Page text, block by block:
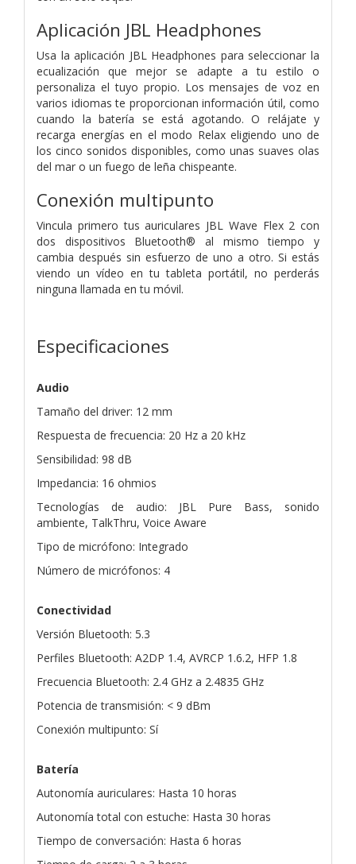
Aplicación JBL Headphones
Usa la aplicación JBL Headphones para seleccionar la
ecualización que mejor se adapte a tu estilo o
personaliza el tuyo propio. Los mensajes de voz en
varios idiomas te proporcionan información útil, como
cuando la batería se está agotando. O relájate y
recarga energías en el modo Relax eligiendo uno de
los cinco sonidos disponibles, como unas suaves olas
del mar o un fuego de leña chispeante.
Conexión multipunto
Vincula primero tus auriculares JBL Wave Flex 2 con
dos dispositivos Bluetooth® al mismo tiempo y
cambia después sin esfuerzo de uno a otro. Si estás
viendo un vídeo en tu tableta portátil, no perderás
ninguna llamada en tu móvil.
Especificaciones
Audio
Tamaño del driver: 12 mm
Respuesta de frecuencia: 20 Hz a 20 kHz
Sensibilidad: 98 dB
Impedancia: 16 ohmios
Tecnologías de audio: JBL Pure Bass, sonido
ambiente, TalkThru, Voice Aware
Tipo de micrófono: Integrado
Número de micrófonos: 4
Conectividad
Versión Bluetooth: 5.3
Perfiles Bluetooth: A2DP 1.4, AVRCP 1.6.2, HFP 1.8
Frecuencia Bluetooth: 2.4 GHz a 2.4835 GHz
Potencia de transmisión: < 9 dBm
Conexión multipunto: Sí
Batería
Autonomía auriculares: Hasta 10 horas
Autonomía total con estuche: Hasta 30 horas
Tiempo de conversación: Hasta 6 horas